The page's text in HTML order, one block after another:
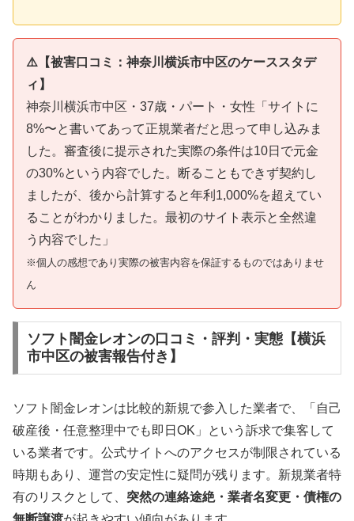
⚠️【被害口コミ：神奈川横浜市中区のケーススタデ
ィ】
神奈川横浜市中区・37歳・パート・女性「サイトに
8%〜と書いてあって正規業者だと思って申し込みま
した。審査後に提示された実際の条件は10日で元金
の30%という内容でした。断ることもできず契約し
ましたが、後から計算すると年利1,000%を超えてい
ることがわかりました。最初のサイト表示と全然違
う内容でした」
※個人の感想であり実際の被害内容を保証するものではありませ
ん
ソフト闇金レオンの口コミ・評判・実態【横浜
市中区の被害報告付き】
ソフト闇金レオンは比較的新規で参入した業者で、「自己
破産後・任意整理中でも即日OK」という訴求で集客して
いる業者です。公式サイトへのアクセスが制限されている
時期もあり、運営の安定性に疑問が残ります。新規業者特
有のリスクとして、 突然の連絡途絶・業者名変更・債権の